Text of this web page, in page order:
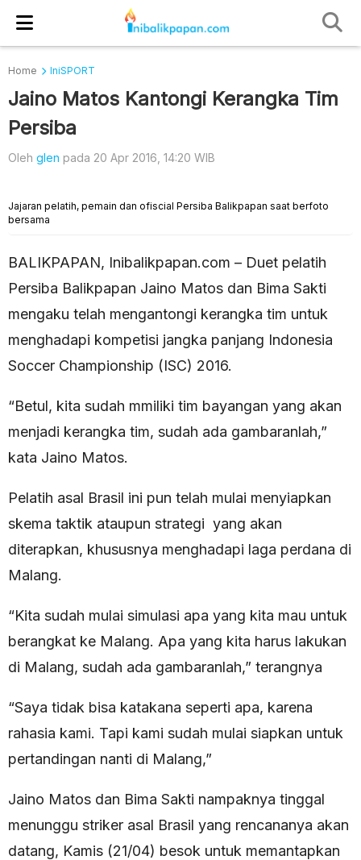
Home IniSPORT
Jaino Matos Kantongi Kerangka Tim
Persiba
Oleh glen pada 20 Apr 2016, 14:20 WIB
Jajaran pelatih, pemain dan ofiscial Persiba Balikpapan saat berfoto
bersama
BALIKPAPAN, Inibalikpapan.com – Duet pelatih
Persiba Balikpapan Jaino Matos dan Bima Sakti
mengaku telah mengantongi kerangka tim untuk
menghadapi kompetisi jangka panjang Indonesia
Soccer Championship (ISC) 2016.
“Betul, kita sudah mmiliki tim bayangan yang akan
menjadi kerangka tim, sudah ada gambaranlah,”
kata Jaino Matos.
Pelatih asal Brasil ini pun telah mulai menyiapkan
skema taktik ataupun strategi yang akan
diterapkan, khususnya menghadapi laga perdana di
Malang.
“Kita sudah mulai simulasi apa yang kita mau untuk
berangkat ke Malang. Apa yang kita harus lakukan
di Malang, sudah ada gambaranlah,” terangnya
“Saya tidak bisa katakana seperti apa, karena
rahasia kami. Tapi kami sudah mulai siapkan untuk
pertandingan nanti di Malang,”
Jaino Matos dan Bima Sakti nampaknya tinggal
menunggu striker asal Brasil yang rencananya akan
datang, Kamis (21/04) besok untuk memantapkan